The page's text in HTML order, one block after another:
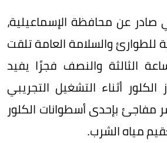
عن محافظة الإسماعيلية،
للطوارئ والسلامة العامة تلقت
الثالثة والنصف فجرًا يفيد
أثناء التشغيل التجريبي
مفاجئ بإحدى أسطوانات الكلور
مياه الشرب.